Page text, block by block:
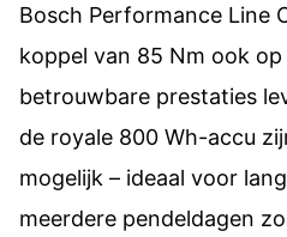
Bosch Performance Line
koppel van 85 Nm ook
betrouwbare prestaties
de royale 800 Wh-accu
mogelijk – ideaal voor
meerdere pendeldagen